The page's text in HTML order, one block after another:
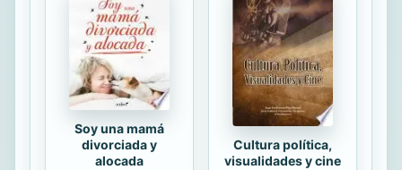
Soy una mamá
divorciada y
alocada
Cultura política,
visualidades y cine